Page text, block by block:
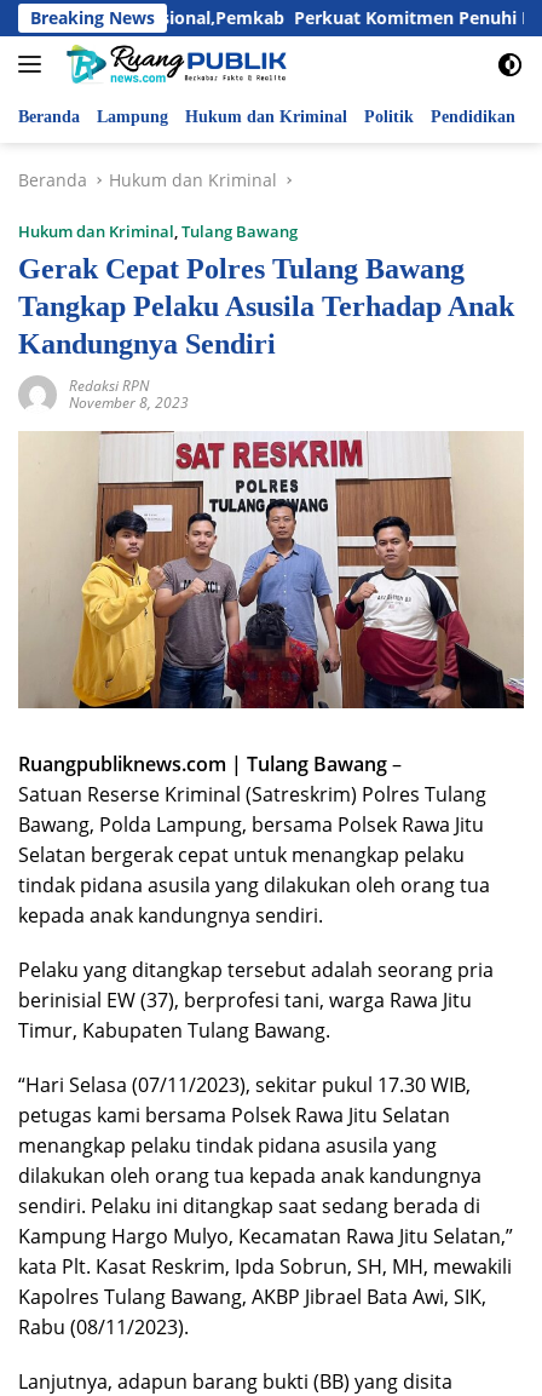
Langsung
ke
konten
Breaking News
Nasional,Pemkab Perkuat Komitmen Penuhi Hak dan
Beranda Lampung Hukum dan Kriminal Politik Pendidikan
Beranda Hukum dan Kriminal
Hukum dan Kriminal,Tulang Bawang
Gerak Cepat Polres Tulang Bawang
Tangkap Pelaku Asusila Terhadap Anak
Kandungnya Sendiri
Redaksi RPN
November 8, 2023
Ruangpubliknews.com | Tulang Bawang–
Satuan Reserse Kriminal (Satreskrim) Polres Tulang
Bawang, Polda Lampung, bersama Polsek Rawa Jitu
Selatan bergerak cepat untuk menangkap pelaku
tindak pidana asusila yang dilakukan oleh orang tua
kepada anak kandungnya sendiri.
Pelaku yang ditangkap tersebut adalah seorang pria
berinisial EW (37), berprofesi tani, warga Rawa Jitu
Timur, Kabupaten Tulang Bawang.
“Hari Selasa (07/11/2023), sekitar pukul 17.30 WIB,
petugas kami bersama Polsek Rawa Jitu Selatan
menangkap pelaku tindak pidana asusila yang
dilakukan oleh orang tua kepada anak kandungnya
sendiri. Pelaku ini ditangkap saat sedang berada di
Kampung Hargo Mulyo, Kecamatan Rawa Jitu Selatan,”
kata Plt. Kasat Reskrim, Ipda Sobrun, SH, MH, mewakili
Kapolres Tulang Bawang, AKBP Jibrael Bata Awi, SIK,
Rabu (08/11/2023).
Lanjutnya, adapun barang bukti (BB) yang disita